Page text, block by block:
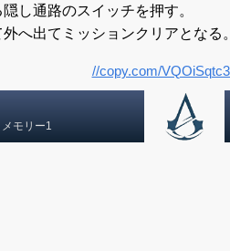
し通路のスイッチを押す。
へ出てミッションクリアとなる。
モリー1